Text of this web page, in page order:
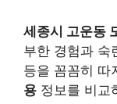
세종시 고운동
부한 경험과 숙
등을 꼼꼼히 따
용 정보를 비교